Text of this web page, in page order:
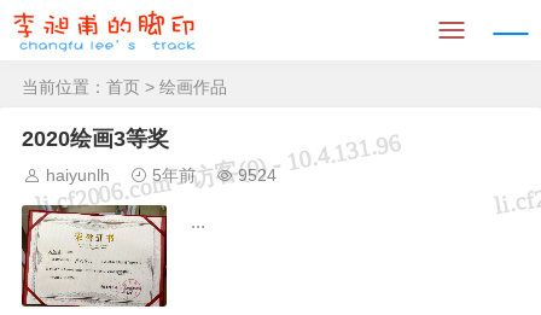
当前位置： 首页 > 绘画作品
2020绘画3等奖
haiyunlh 5年前 9524
...